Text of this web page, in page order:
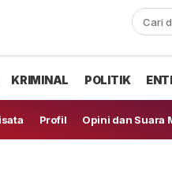
KRIMINAL POLITIK
Profil Opini dan Suara